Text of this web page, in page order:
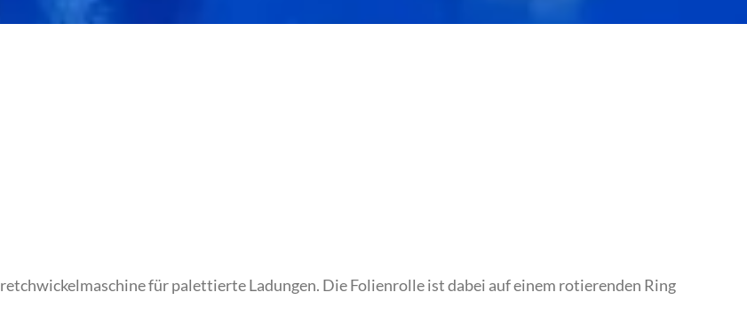
für palettierte Ladungen. Die Folienrolle ist dabei auf einem rotierenden Ring